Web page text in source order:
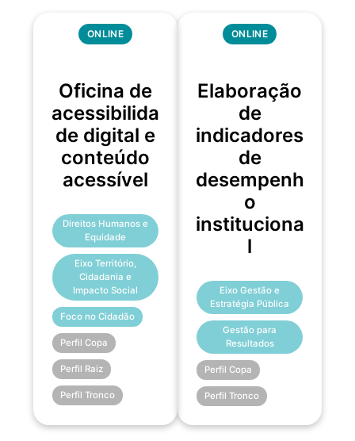
ONLINE
Oficina de
acessibilida
de digital e
conteúdo
acessível
Direitos Humanos e
Equidade
Eixo Território,
Cidadania e
Impacto Social
Foco no Cidadão
Perfil Copa
Perfil Raiz
Perfil Tronco
ONLINE
Elaboração
de
indicadores
de
desempenh
o
instituciona
l
Eixo Gestão e
Estratégia Pública
Gestão para
Resultados
Perfil Copa
Perfil Tronco